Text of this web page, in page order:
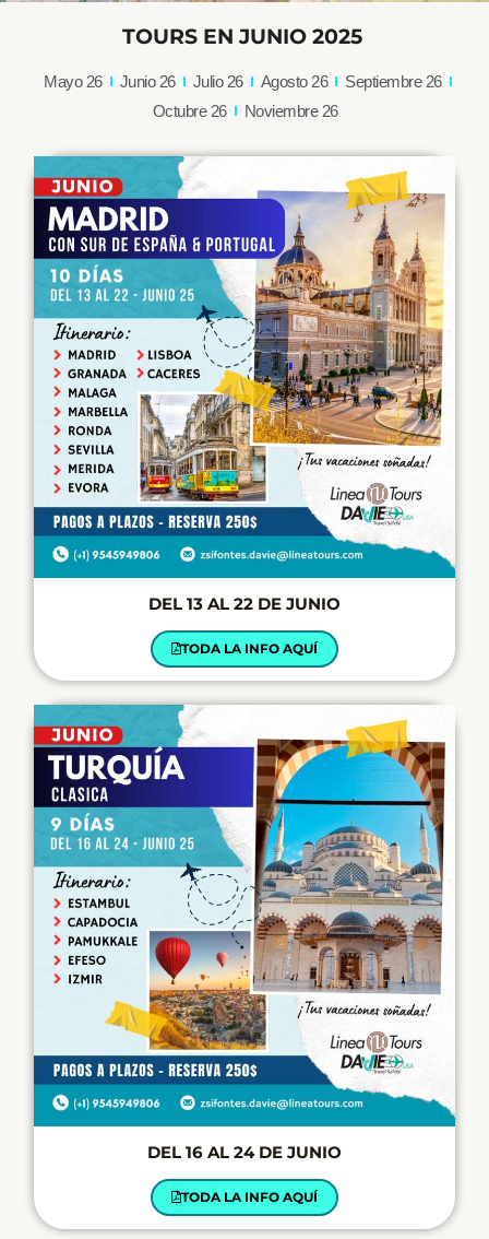
TOURS EN JUNIO 2025
Mayo 26 Junio 26 Julio 26 Agosto 26
Septiembre 26
Octubre 26
Noviembre 26
DEL 13 AL 22 DE JUNIO
TODA LA INFO AQUÍ
DEL 16 AL 24 DE JUNIO
TODA LA INFO AQUÍ